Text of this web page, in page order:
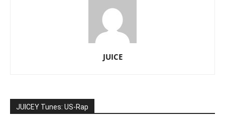
JUICE
JUICEY Tunes: US-Rap